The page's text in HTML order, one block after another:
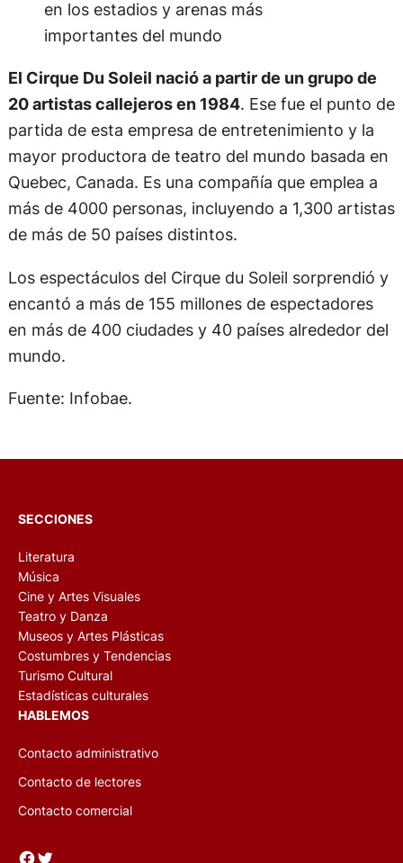
en los estadios y arenas más
importantes del mundo
El Cirque Du Soleil nació a partir de un grupo de
20 artistas callejeros en 1984. Ese fue el punto de
partida de esta empresa de entretenimiento y la
mayor productora de teatro del mundo basada en
Quebec, Canada. Es una compañía que emplea a
más de 4000 personas, incluyendo a 1,300 artistas
de más de 50 países distintos.
Los espectáculos del Cirque du Soleil sorprendió y
encantó a más de 155 millones de espectadores
en más de 400 ciudades y 40 países alrededor del
mundo.
Fuente: Infobae.
SECCIONES
Literatura
Música
Cine y Artes Visuales
Teatro y Danza
Museos y Artes Plásticas
Costumbres y Tendencias
Turismo Cultural
Estadísticas culturales
HABLEMOS
Contacto administrativo
Contacto de lectores
Contacto comercial
Facebook Twitter